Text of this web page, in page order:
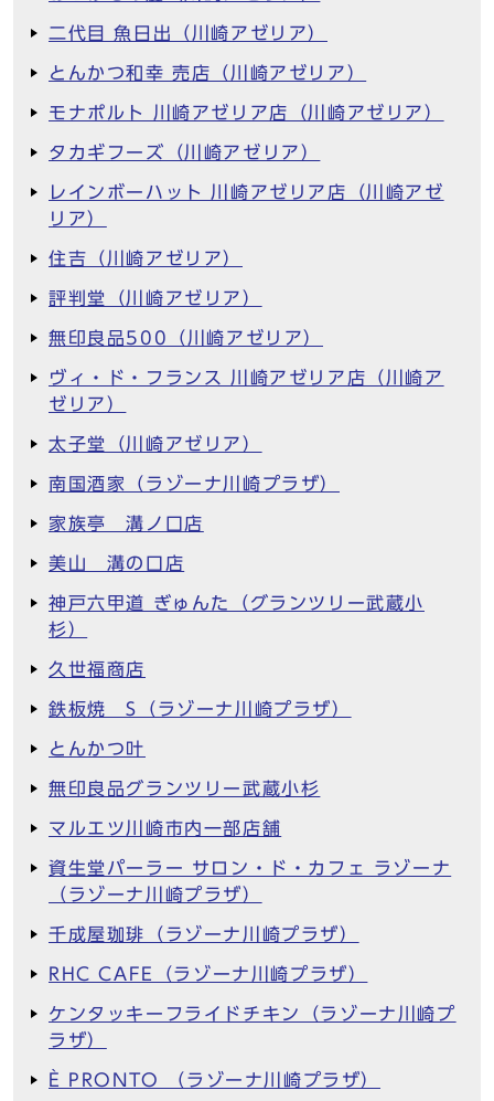
二代目 魚日出（川崎アゼリア）
とんかつ和幸 売店（川崎アゼリア）
モナポルト 川崎アゼリア店（川崎アゼリア）
タカギフーズ（川崎アゼリア）
レインボーハット 川崎アゼリア店（川崎アゼ
リア）
住吉（川崎アゼリア）
評判堂（川崎アゼリア）
無印良品500（川崎アゼリア）
ヴィ・ド・フランス 川崎アゼリア店（川崎ア
ゼリア）
太子堂（川崎アゼリア）
南国酒家（ラゾーナ川崎プラザ）
家族亭 溝ノ口店
美山 溝の口店
神戸六甲道 ぎゅんた（グランツリー武蔵小
杉）
久世福商店
鉄板焼 S（ラゾーナ川崎プラザ）
とんかつ叶
無印良品グランツリー武蔵小杉
マルエツ川崎市内一部店舗
資生堂パーラー サロン・ド・カフェ ラゾーナ
（ラゾーナ川崎プラザ）
千成屋珈琲（ラゾーナ川崎プラザ）
RHC CAFE（ラゾーナ川崎プラザ）
ケンタッキーフライドチキン（ラゾーナ川崎プ
ラザ）
È PRONTO （ラゾーナ川崎プラザ）